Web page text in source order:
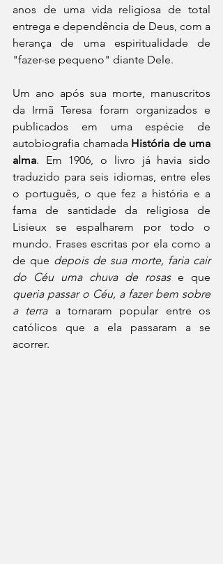
anos de uma vida religiosa de total
entrega e dependência de Deus, com a
herança de uma espiritualidade de
"fazer-se pequeno" diante Dele.
Um ano após sua morte, manuscritos
da Irmã Teresa foram organizados e
publicados em uma espécie de
autobiografia chamada História de uma
alma. Em 1906, o livro já havia sido
traduzido para seis idiomas, entre eles
o português, o que fez a história e a
fama de santidade da religiosa de
Lisieux se espalharem por todo o
mundo. Frases escritas por ela como a
de que depois de sua morte, faria cair
do Céu uma chuva de rosas
queria passar o Céu, a fazer bem sobre
a terra a tornaram popular entre os
católicos que a ela passaram a se
acorrer.